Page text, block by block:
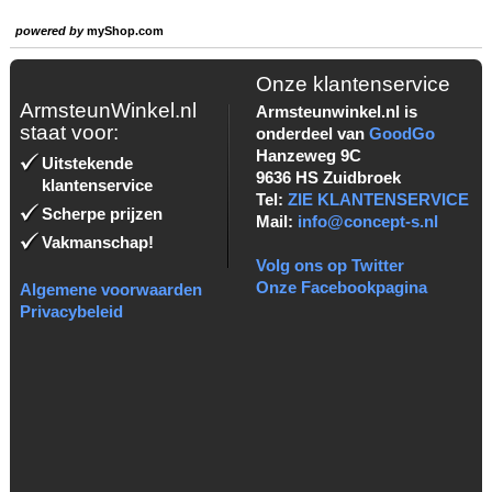
powered bymyShop.com
ArmsteunWinkel.nl
staat voor:
Uitstekende
klantenservice
Scherpe prijzen
Vakmanschap!
Algemene voorwaarden
Privacybeleid
Onze klantenservice
Armsteunwinkel.nl is
onderdeel van GoodGo
Hanzeweg 9C
9636 HS Zuidbroek
Tel: ZIE KLANTENSERVICE
Mail: info@concept-s.nl
Volg ons op Twitter
Onze Facebookpagina